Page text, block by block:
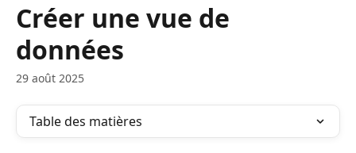
Créer une vue de
données
29 août 2025
Table des matières